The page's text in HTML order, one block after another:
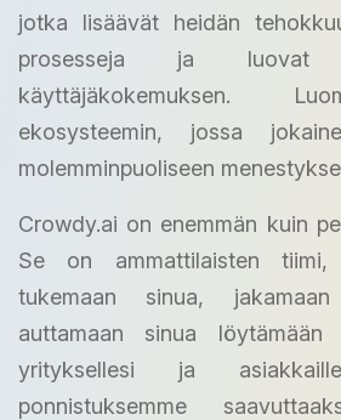
jotka lisäävät heidän
prosesseja ja luovat
käyttäjäkokemuksen.
ekosysteemin, jossa
molemminpuoliseen
Crowdy.ai on enemmän kuin
Se on ammattilaisten
tukemaan sinua,
auttamaan sinua löytämään
yrityksellesi ja
ponnistuksemme